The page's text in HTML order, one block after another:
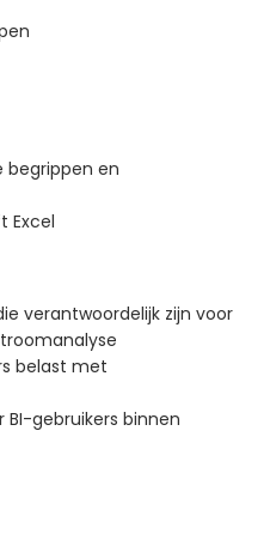
begrippen en
Excel
verantwoordelijk zijn voor
belast met
BI-gebruikers binnen